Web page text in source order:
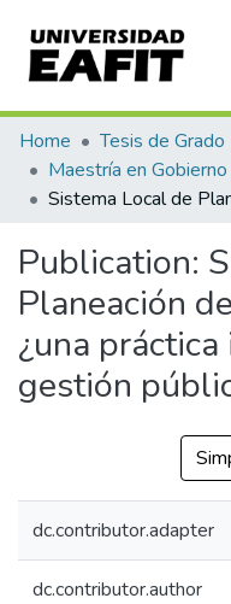
Communities &
All of DSpace
Home Tesis de Grado
Publication:
Planeación
¿una
gestión
dc.contributor.adapter
dc.contributor.author